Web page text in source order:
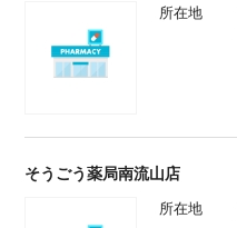
所在地
そうごう薬局南流山店
所在地